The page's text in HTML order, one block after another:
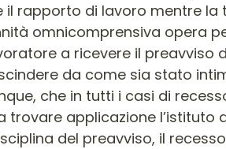
rapporto di lavoro mentre
omnicomprensiva opera
a ricevere il preavviso
da come sia stato
che in tutti i casi di
applicazione l’istituto
del preavviso, il recesso